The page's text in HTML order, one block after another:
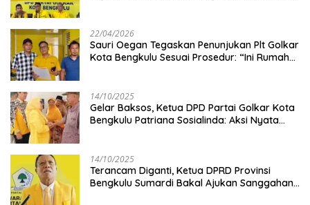
22/04/2026
Sauri Oegan Tegaskan Penunjukan Plt Golkar
Kota Bengkulu Sesuai Prosedur: “Ini Rumah
14/10/2025
‎Gelar Baksos, Ketua DPD Partai Golkar Kota
Bengkulu Patriana Sosialinda: Aksi Nyata
14/10/2025
Terancam Diganti, Ketua DPRD Provinsi
Bengkulu Sumardi Bakal Ajukan Sanggahan